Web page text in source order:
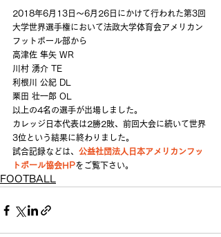
2018年6月13日〜6月26日にかけて行われた第3回
大学世界選手権において法政大学体育会アメリカン
フットボール部から
高津佐 隼矢 WR
川村 湧介 TE
利根川 公紀 DL
栗田 壮一郎 OL
以上の4名の選手が出場しました。
カレッジ日本代表は2勝2敗、前回大会に続いて世界
3位という結果に終わりました。
試合記録などは、 公益社団法人日本アメリカンフッ
トボール協会HPをご覧下さい。
FOOTBALL